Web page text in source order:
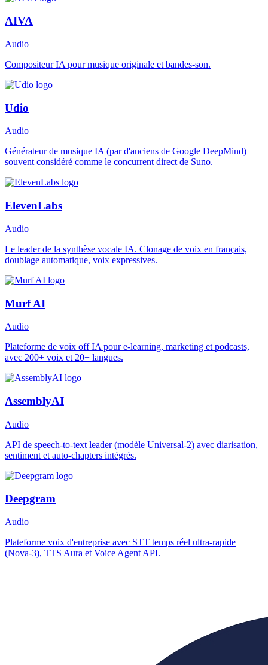
AIVA
Audio
Compositeur IA pour musique originale et bandes-son.
Udio
Audio
Générateur de musique IA (par d'anciens de Google DeepMind)
souvent considéré comme le concurrent direct de Suno.
ElevenLabs
Audio
Le leader de la synthèse vocale IA. Clonage de voix en français,
doublage automatique, voix expressives.
Murf AI
Audio
Plateforme de voix off IA pour e-learning, marketing et podcasts,
avec 200+ voix et 20+ langues.
AssemblyAI
Audio
API de speech-to-text leader (modèle Universal-2) avec diarisation,
sentiment et auto-chapters intégrés.
Deepgram
Audio
Plateforme voix d'entreprise avec STT temps réel ultra-rapide
(Nova-3), TTS Aura et Voice Agent API.